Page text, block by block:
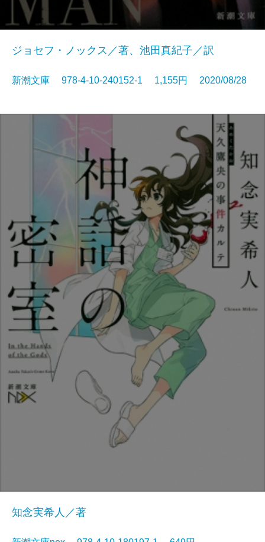
ジョセフ・ノックス／著、池田真紀子／訳
新潮文庫 978-4-10-240152-1 1,155円 2020/08/28
知念実希人／著